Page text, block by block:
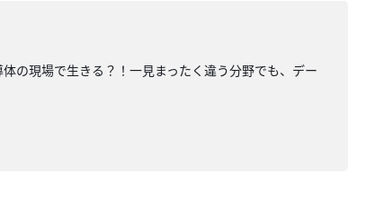
の現場で生きる？！一見まったく違う分野でも、デー